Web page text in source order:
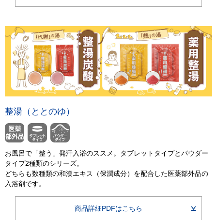
整湯（ととのゆ）
お風呂で「整う」発汗入浴のススメ。タブレットタイプとパウダー
タイプ2種類のシリーズ。
どちらも数種類の和漢エキス（保潤成分）を配合した医薬部外品の
入浴剤です。
商品詳細PDFはこちら